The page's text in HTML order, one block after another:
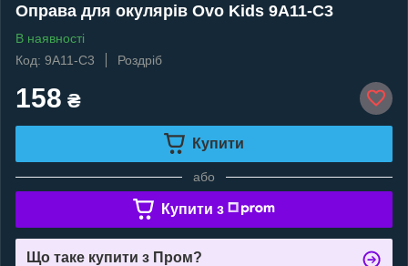
Оправа для окулярів Ovo Kids 9A11-C3
В наявності
Код: 9A11-C3
Роздріб
158 ₴
Купити
або
Купити з
Що таке купити з Пром?